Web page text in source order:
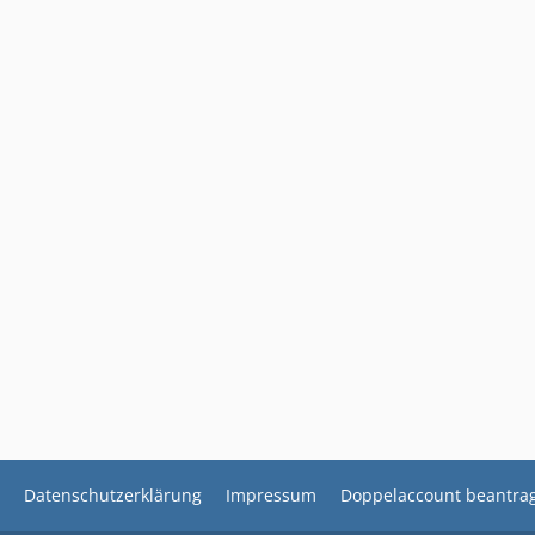
Datenschutzerklärung Impressum Doppelaccount